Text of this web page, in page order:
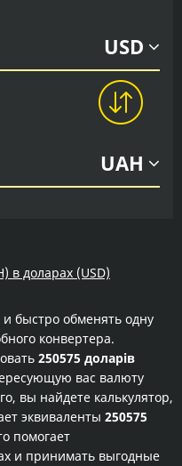
USD
UAH
в доларах (USD)
быстро обменять одну
конвертера.
250575 доларів
вас валюту
вы найдете калькулятор,
эквиваленты 250575
помогает
и принимать выгодные